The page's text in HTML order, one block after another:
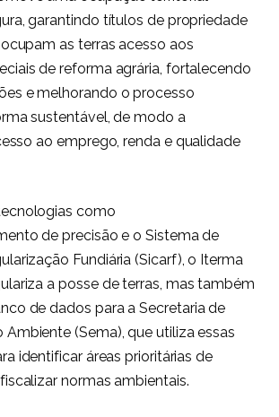
garantindo títulos de propriedade
as terras acesso aos
de reforma agrária, fortalecendo
e melhorando o processo
sustentável, de modo a
ao emprego, renda e qualidade
como
de precisão e o Sistema de
Fundiária (Sicarf), o Iterma
a posse de terras, mas também
de dados para a Secretaria de
Ambiente (Sema), que utiliza essas
identificar áreas prioritárias de
normas ambientais.